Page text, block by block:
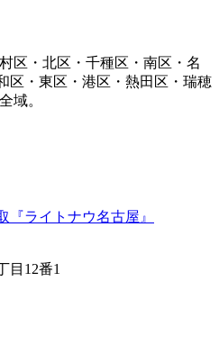
区・北区・千種区・南区・名
区・東区・港区・熱田区・瑞穂
域。
目12番1